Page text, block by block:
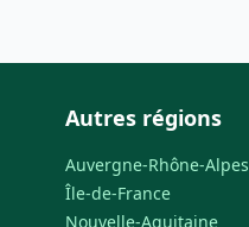
Autres régions
Auvergne-Rhône-Alpes
Île-de-France
Nouvelle-Aquitaine